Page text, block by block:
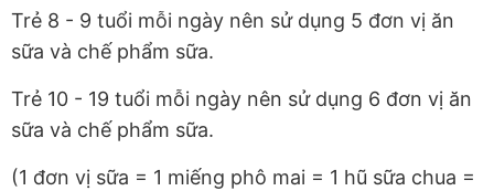
Trẻ 8 - 9 tuổi mỗi ngày nên sử dụng 5 đơn vị ăn
sữa và chế phẩm sữa.
Trẻ 10 - 19 tuổi mỗi ngày nên sử dụng 6 đơn vị ăn
sữa và chế phẩm sữa.
(1 đơn vị sữa = 1 miếng phô mai = 1 hũ sữa chua =